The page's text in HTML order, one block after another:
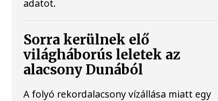
adatot.
Sorra kerülnek elő
világháborús leletek az
alacsony Dunából
A folyó rekordalacsony vízállása miatt egy